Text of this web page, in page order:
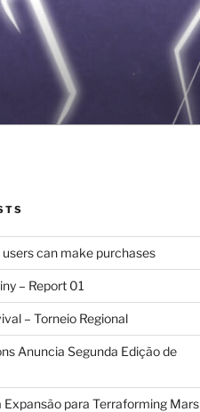
can make purchases
– Report 01
– Torneio Regional
Anuncia Segunda Edição de
Expansão para Terraforming Mars